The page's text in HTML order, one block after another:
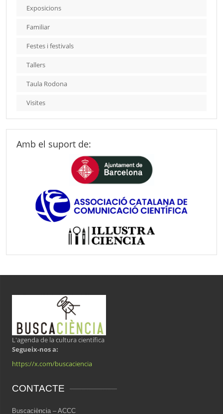
Exposicions
Familiar
Festes i festivals
Tallers
Taula Rodona
Visites
Amb el suport de:
L'agenda de la cultura científica
Segueix-nos a:
https://x.com/buscaciencia
CONTACTE
Buscaciència – ACCC